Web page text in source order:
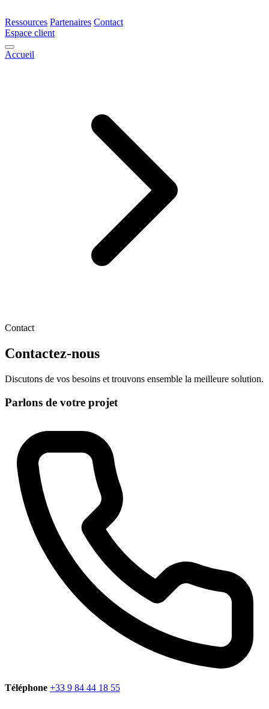
Ressources Partenaires Contact
Espace client
Accueil
Contact
Contactez-nous
Discutons de vos besoins et trouvons ensemble la meilleure solution.
Parlons de votre projet
Téléphone +33 9 84 44 18 55